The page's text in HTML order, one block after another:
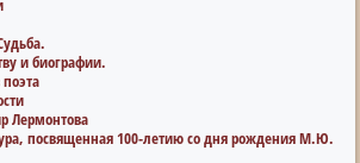
и биографии.
Лермонтова
посвященная 100-летию со дня рождения М.Ю.